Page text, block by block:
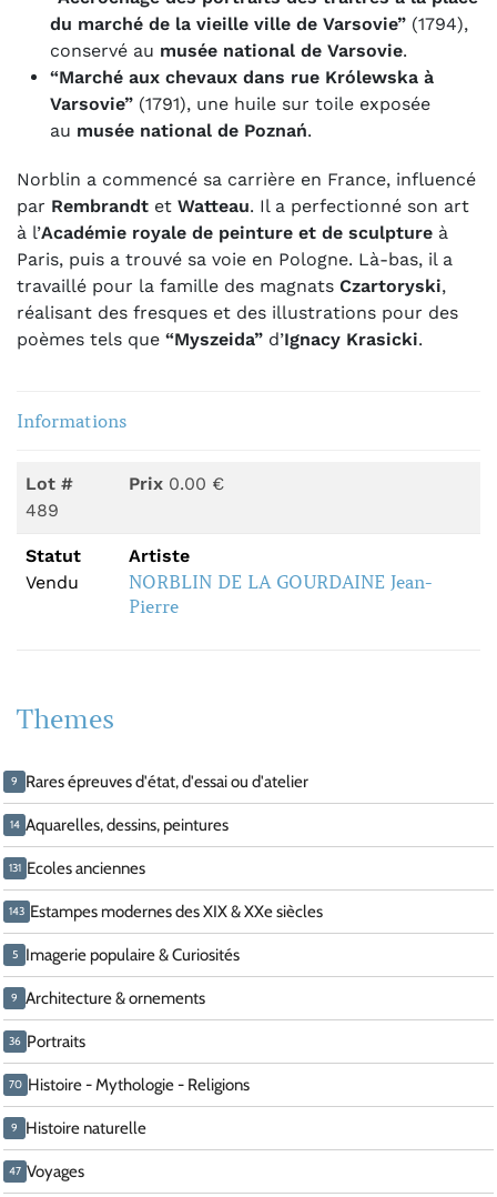
du marché de la vieille ville de Varsovie” (1794),
conservé au musée national de Varsovie.
“Marché aux chevaux dans rue Królewska à
Varsovie” (1791), une huile sur toile exposée
au musée national de Poznań.
Norblin a commencé sa carrière en France, influencé
par Rembrandt et Watteau. Il a perfectionné son art
à l’Académie royale de peinture et de sculpture à
Paris, puis a trouvé sa voie en Pologne. Là-bas, il a
travaillé pour la famille des magnats Czartoryski,
réalisant des fresques et des illustrations pour des
poèmes tels que “Myszeida” d’Ignacy Krasicki.
Informations
Lot #
489
Prix 0.00 €
Statut
Vendu
Artiste
NORBLIN DE LA GOURDAINE Jean-
Pierre
Themes
9 Rares épreuves d'état, d'essai ou d'atelier
14 Aquarelles, dessins, peintures
131 Ecoles anciennes
143 Estampes modernes des XIX & XXe siècles
5 Imagerie populaire & Curiosités
9 Architecture & ornements
36 Portraits
70 Histoire - Mythologie - Religions
9 Histoire naturelle
47 Voyages